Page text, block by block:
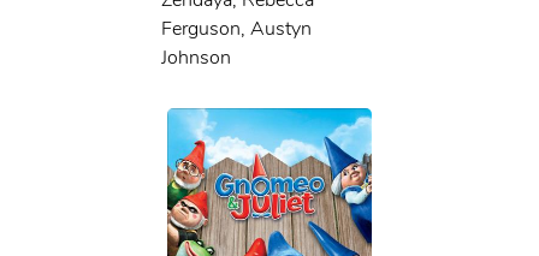
Ferguson, Austyn
Johnson